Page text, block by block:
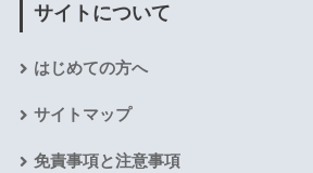
サイトについて
はじめての方へ
サイトマップ
免責事項と注意事項